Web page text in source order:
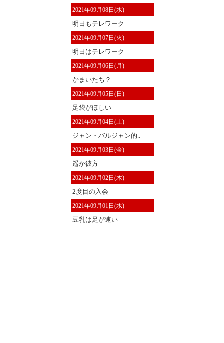
2021年09月08日(水)
明日もテレワーク
2021年09月07日(火)
明日はテレワーク
2021年09月06日(月)
かまいたち？
2021年09月05日(日)
足袋がほしい
2021年09月04日(土)
ジャン・バルジャン的..
2021年09月03日(金)
遥か彼方
2021年09月02日(木)
2度目の入会
2021年09月01日(水)
豆乳は足が速い